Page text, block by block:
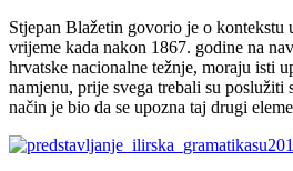
Stjepan Blažetin govorio je o
vrijeme kada nakon 1867. godine na
hrvatske nacionalne težnje, moraju isti
namjenu, prije svega trebali su
način je bio da se upozna taj drugi